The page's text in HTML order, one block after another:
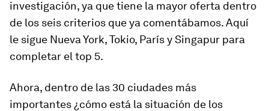
investigación, ya que tiene la mayor oferta dentro
de los seis criterios que ya comentábamos. Aquí
le sigue Nueva York, Tokio, París y Singapur para
completar el top 5.
Ahora, dentro de las 30 ciudades más
importantes ¿cómo está la situación de los